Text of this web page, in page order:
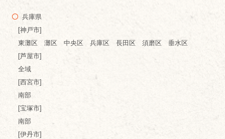
兵庫県
[神戸市]
東灘区 灘区 中央区 兵庫区 長田区 須磨区 垂水区
[芦屋市]
全域
[西宮市]
南部
[宝塚市]
南部
[伊丹市]